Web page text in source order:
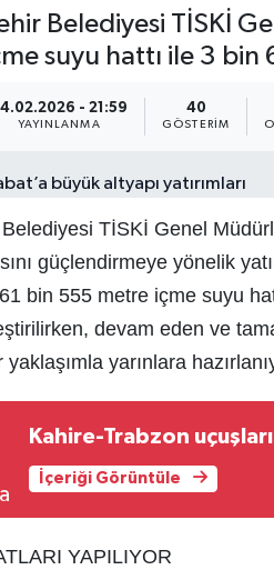
Belediyesi TİSKİ
suyu hattı ile 3
- 21:59
YAYINLANMA
40
GÖSTERIM
TİSKİ Genel
güçlendirmeye yönelik
bin 555 metre içme suyu
devam eden ve
yarınlara
Kahire-Trabzon
İçeriği Görüntüle
YAPILIYOR